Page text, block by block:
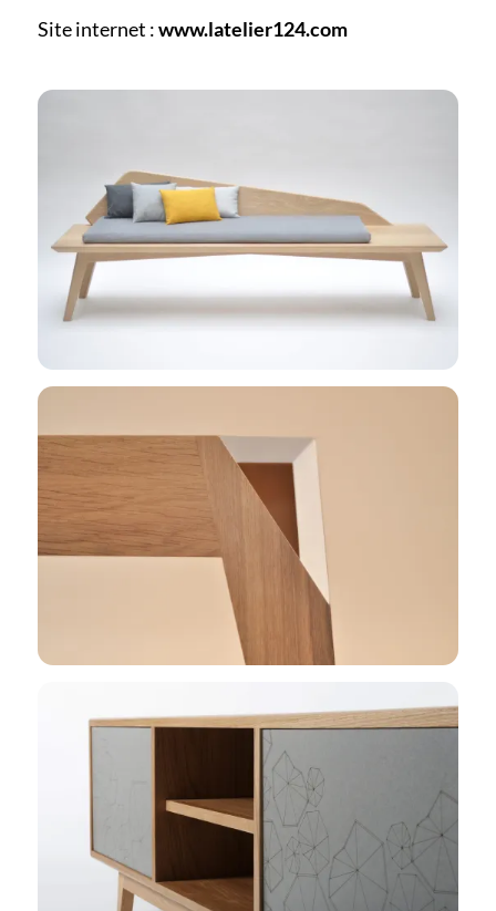
Site internet :www.latelier124.com